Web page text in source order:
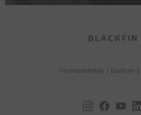
neomadeinitaly | titanium |